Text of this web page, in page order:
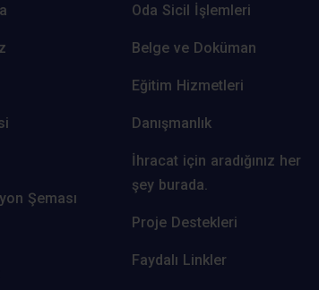
Şeması
Oda Sicil İşlemleri
Belge ve Doküman
Eğitim Hizmetleri
Danışmanlık
İhracat için aradığınız her
şey burada.
Proje Destekleri
Faydalı Linkler